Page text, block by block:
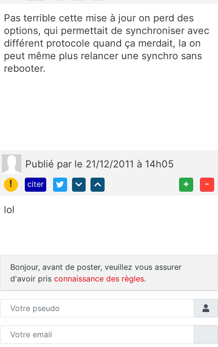
Pas terrible cette mise à jour on perd des
options, qui permettait de synchroniser avec
différent protocole quand ça merdait, la on
peut même plus relancer une synchro sans
rebooter.
Publié par le 21/12/2011 à 14h05
!
citer + -
lol
Bonjour, avant de poster, veuillez vous assurer
d'avoir pris connaissance des règles.